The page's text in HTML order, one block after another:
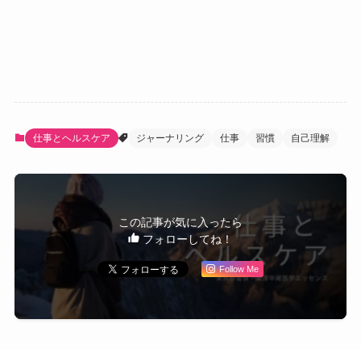
仕事とヘルスケア ジャーナリング 仕事 習慣 自己理解
この記事が気に入ったら
フォローしてね！
Follow Me